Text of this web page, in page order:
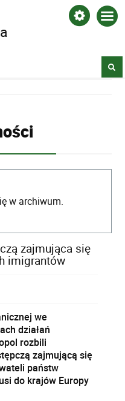
w archiwum.
zajmująca się
imigrantów
we
działań
rozbili
zajmującą się
państw
do krajów Europy